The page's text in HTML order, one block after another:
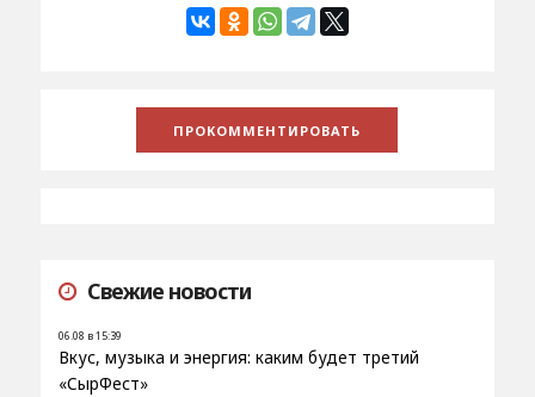
Свежие новости
06.08 в 15:39
Вкус, музыка и энергия: каким будет третий
«СырФест»